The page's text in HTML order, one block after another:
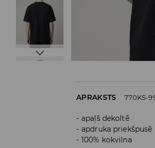
APRAKSTS 770KS-
apaļš dekoltē
apdruka priekšpusē
100% kokvilna